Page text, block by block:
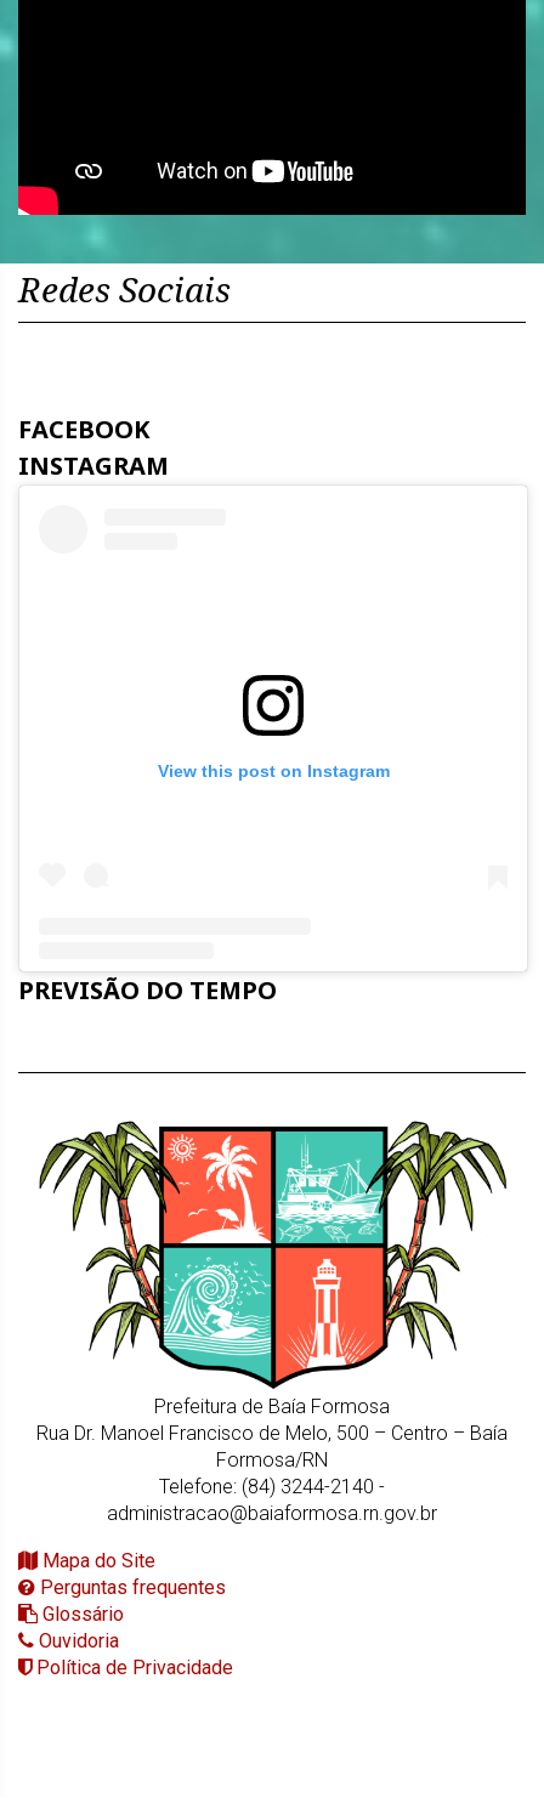
Redes Sociais
FACEBOOK
INSTAGRAM
View this post on Instagram
Embed
PREVISÃO DO TEMPO
Prefeitura de Baía Formosa
Rua Dr. Manoel Francisco de Melo, 500 – Centro – Baía
Formosa/RN
Telefone: (84) 3244-2140 -
administracao@baiaformosa.rn.gov.br
Mapa do Site
Perguntas frequentes
Glossário
Ouvidoria
Política de Privacidade